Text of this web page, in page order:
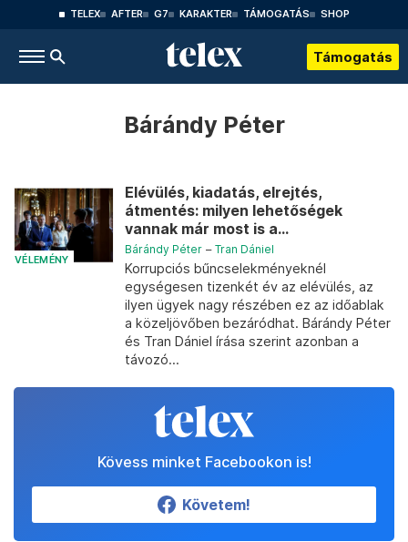
TELEX AFTER G7 KARAKTER TÁMOGATÁS SHOP
Támogatás
Bárándy Péter
VÉLEMÉNY
Elévülés, kiadatás, elrejtés,
átmentés: milyen lehetőségek
vannak már most is a...
Bárándy Péter – Tran Dániel
Korrupciós bűncselekményeknél
egységesen tizenkét év az elévülés, az
ilyen ügyek nagy részében ez az időablak
a közeljövőben bezáródhat. Bárándy Péter
és Tran Dániel írása szerint azonban a
távozó...
Kövess minket Facebookon is!
Követem!